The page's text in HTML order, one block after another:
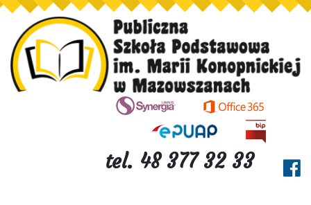
tel. 48 377 32 33